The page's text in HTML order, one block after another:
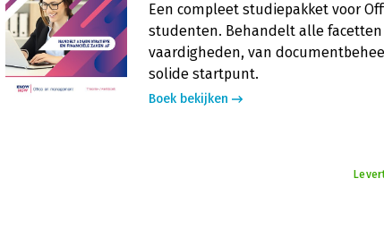
Een compleet studiepakket voor
studenten. Behandelt alle
vaardigheden, van
solide startpunt.
Boek bekijken